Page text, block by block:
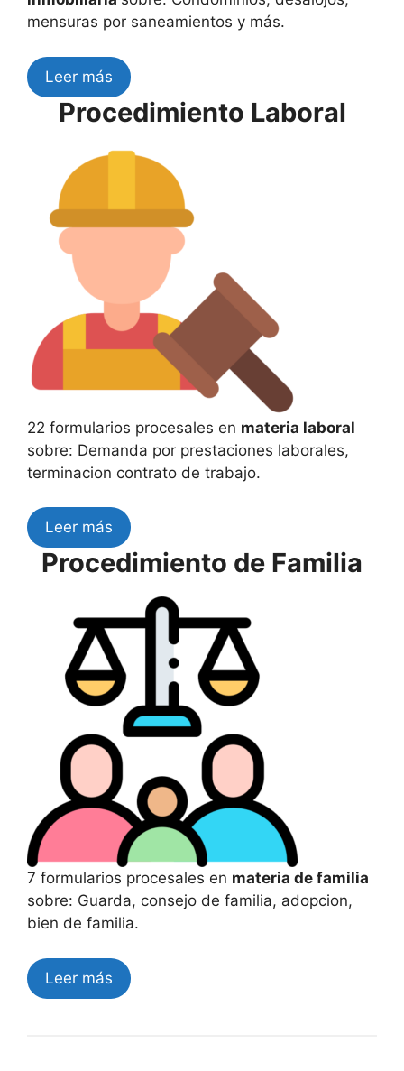
mensuras por saneamientos y más.
Leer más
Procedimiento Laboral
22 formularios procesales en materia laboral
sobre: Demanda por prestaciones laborales,
terminacion contrato de trabajo.
Leer más
Procedimiento de Familia
7 formularios procesales en materia de familia
sobre: Guarda, consejo de familia, adopcion,
bien de familia.
Leer más